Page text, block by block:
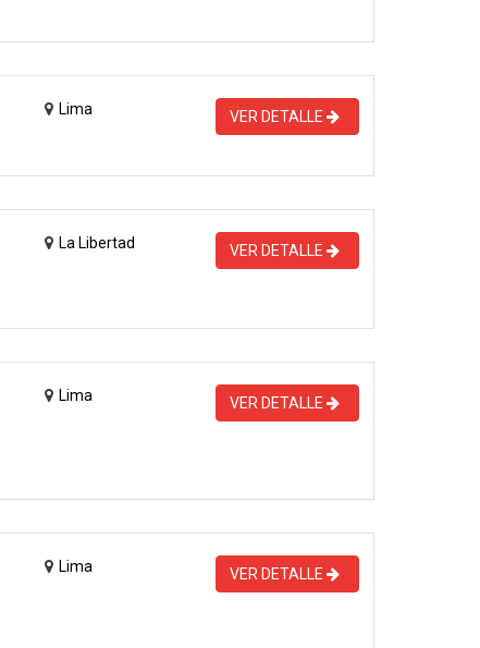
Lima VER DETALLE
La Libertad VER DETALLE
Lima VER DETALLE
Lima VER DETALLE